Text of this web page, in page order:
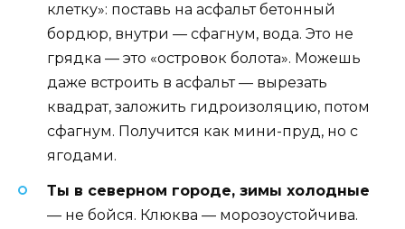
клетку»: поставь на асфальт бетонный
бордюр, внутри — сфагнум, вода. Это не
грядка — это «островок болота». Можешь
даже встроить в асфальт — вырезать
квадрат, заложить гидроизоляцию, потом
сфагнум. Получится как мини-пруд, но с
ягодами.
Ты в северном городе, зимы холодные
— не бойся. Клюква — морозоустойчива.